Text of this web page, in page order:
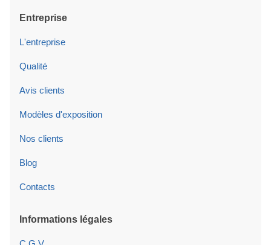
Entreprise
L'entreprise
Qualité
Avis clients
Modèles d'exposition
Nos clients
Blog
Contacts
Informations légales